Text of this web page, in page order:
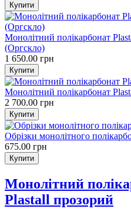
Монолітний полікарбонат
(Оргскло)
1 650.00 грн
Монолітний полікарбонат
2 700.00 грн
Обрізки монолітного
675.00 грн
Монолітний
Plastall прозорий